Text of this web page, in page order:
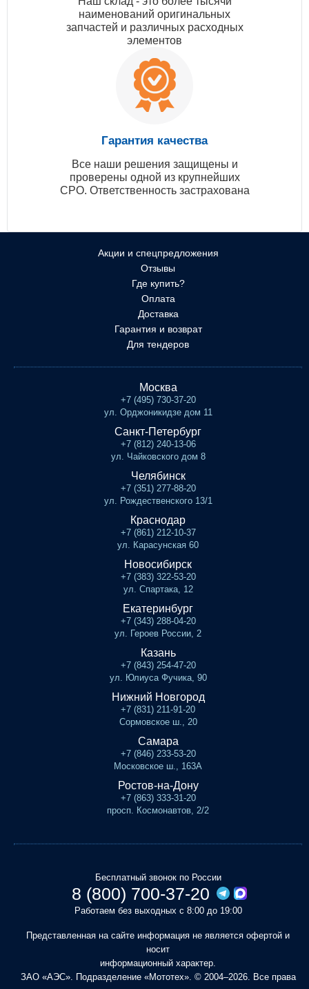
наименований оригинальных
запчастей и различных расходных
элементов
Гарантия качества
Все наши решения защищены и
проверены одной из крупнейших
СРО. Ответственность застрахована
Акции и спецпредложения
Отзывы
Где купить?
Оплата
Доставка
Гарантия и возврат
Для тендеров
Москва
+7 (495) 730-37-20
ул. Орджоникидзе дом 11
Санкт-Петербург
+7 (812) 240-13-06
ул. Чайковского дом 8
Челябинск
+7 (351) 277-88-20
ул. Рождественского 13/1
Краснодар
+7 (861) 212-10-37
ул. Карасунская 60
Новосибирск
+7 (383) 322-53-20
ул. Спартака, 12
Екатеринбург
+7 (343) 288-04-20
ул. Героев России, 2
Казань
+7 (843) 254-47-20
ул. Юлиуса Фучика, 90
Нижний Новгород
+7 (831) 211-91-20
Сормовское ш., 20
Самара
+7 (846) 233-53-20
Московское ш., 163А
Ростов-на-Дону
+7 (863) 333-31-20
просп. Космонавтов, 2/2
Бесплатный звонок по России
8 (800) 700-37-20
Работаем без выходных с 8:00 до 19:00
Представленная на сайте информация не является офертой и
носит
информационный характер.
ЗАО «АЭС». Подразделение «Мототех». © 2004–2026. Все права